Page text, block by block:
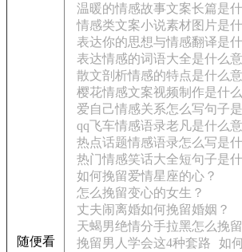
随便看
温暖的情感故事文案长篇是
情感类文案小说素材图片是
表达你的思想与情感翻译是
表达情感的词语大全是什么
散文剖析情感的特点是什么
樱花情感文案视频制作是什
爱自己情感关系怎么写句子
qq飞车情感语录老凡是什么
热点话题情感语录怎么写是
热门情感笑话大全短句子是
如何挽留爱情星座的心？
怎么挽留变心的女生？
丈夫闹离婚如何挽留婚姻？
天蝎男绝情分手拉黑怎么挽
挽留男人学会这4种套路
如